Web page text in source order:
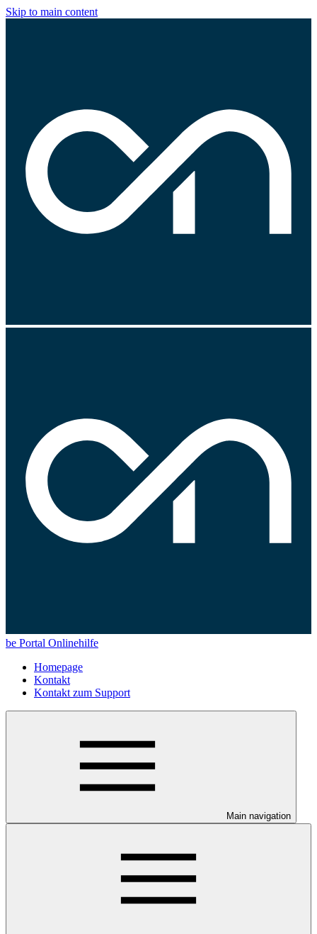
Skip to main content
be Portal Onlinehilfe
Homepage
Kontakt
Kontakt zum Support
Main navigation